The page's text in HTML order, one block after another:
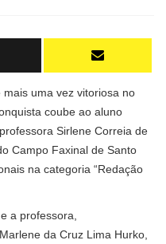
uma vez vitoriosa no
coube ao aluno
Sirlene Correia de
Campo Faxinal de Santo
na categoria “Redação
a professora,
da Cruz Lima Hurko,